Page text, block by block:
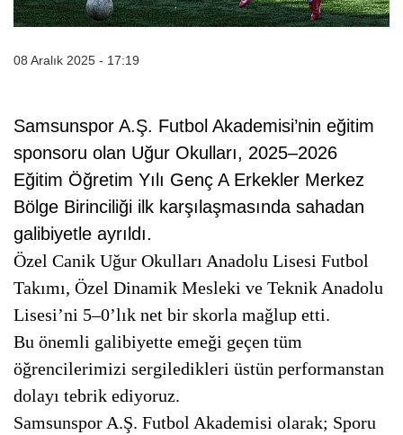
08 Aralık 2025 - 17:19
Samsunspor A.Ş. Futbol Akademisi’nin eğitim
sponsoru olan Uğur Okulları, 2025–2026
Eğitim Öğretim Yılı Genç A Erkekler Merkez
Bölge Birinciliği ilk karşılaşmasında sahadan
galibiyetle ayrıldı.
Özel Canik Uğur Okulları Anadolu Lisesi Futbol
Takımı, Özel Dinamik Mesleki ve Teknik Anadolu
Lisesi’ni 5–0’lık net bir skorla mağlup etti.
Bu önemli galibiyette emeği geçen tüm
öğrencilerimizi sergiledikleri üstün performanstan
dolayı tebrik ediyoruz.
Samsunspor A.Ş. Futbol Akademisi olarak; Sporu